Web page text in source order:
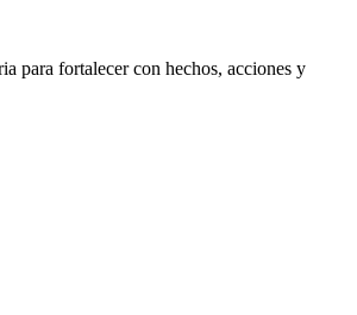
para fortalecer con hechos, acciones y